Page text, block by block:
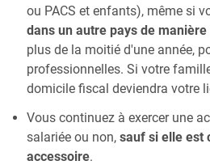
ou PACS et enfants), même si
dans un autre pays de
plus de la moitié d'une année,
professionnelles. Si votre
domicile fiscal deviendra votre
Vous continuez à exercer une
salariée ou non, sauf si elle est
accessoire.